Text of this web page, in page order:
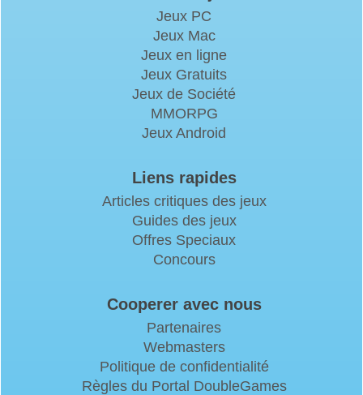
Jeux PC
Jeux Mac
Jeux en ligne
Jeux Gratuits
Jeux de Société
MMORPG
Jeux Android
Liens rapides
Articles critiques des jeux
Guides des jeux
Offres Speciaux
Concours
Cooperer avec nous
Partenaires
Webmasters
Politique de confidentialité
Règles du Portal DoubleGames